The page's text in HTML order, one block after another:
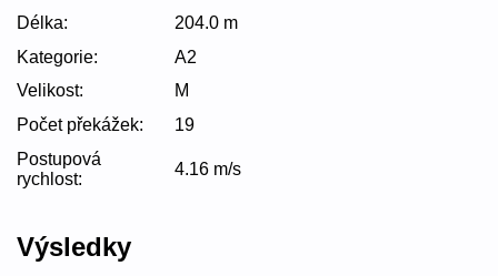
Délka:
204.0 m
Kategorie:
A2
Velikost:
M
Počet překážek:
19
Postupová
rychlost:
4.16 m/s
Výsledky